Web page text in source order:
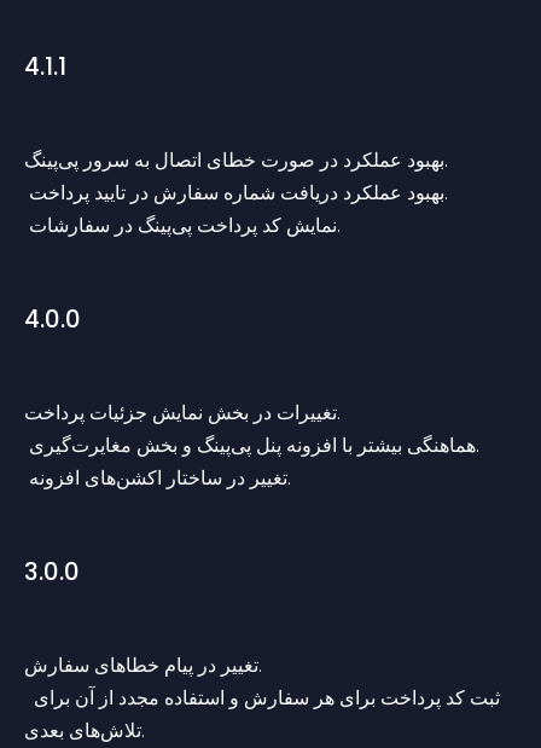
4.1.1
بهبود عملکرد در صورت خطای اتصال به سرور پی‌پینگ.
بهبود عملکرد دریافت شماره سفارش در تایید پرداخت.
نمایش کد پرداخت پی‌پینگ در سفارشات.
4.0.0
تغییرات در بخش نمایش جزئیات پرداخت.
هماهنگی بیشتر با افزونه پنل پی‌پینگ و بخش مغایرت‌گیری.
تغییر در ساختار اکشن‌های افزونه.
3.0.0
تغییر در پیام‌ خطاهای سفارش.
تلاش‌های بعدی.